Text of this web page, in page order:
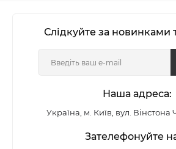
Слідкуйте за новинками
Наша адреса:
Україна, м. Київ, вул. Вінстона
Зателефонуйте